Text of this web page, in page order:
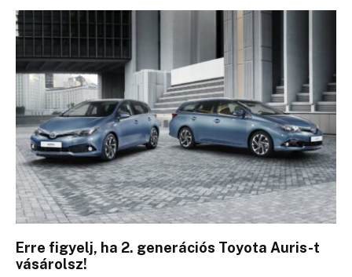
Erre figyelj, ha 2. generációs Toyota Auris-t
vásárolsz!